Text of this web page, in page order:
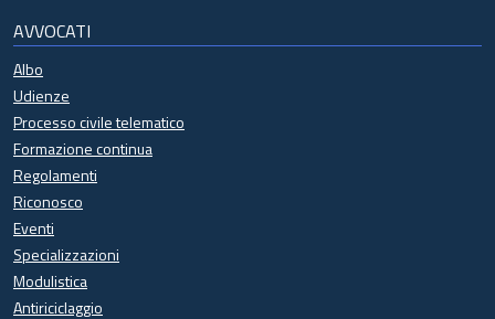
AVVOCATI
Albo
Udienze
Processo civile telematico
Formazione continua
Regolamenti
Riconosco
Eventi
Specializzazioni
Modulistica
Antiriciclaggio